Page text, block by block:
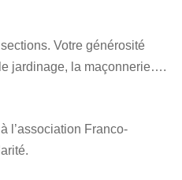
Votre générosité
le jardinage, la maçonnerie….
l’association Franco-